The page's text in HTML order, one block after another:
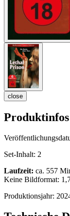
close
Produktinfos
Set-Inhalt: 2
Laufzeit: ca. 557
Keine Bildformat:
Produktionsjahr: